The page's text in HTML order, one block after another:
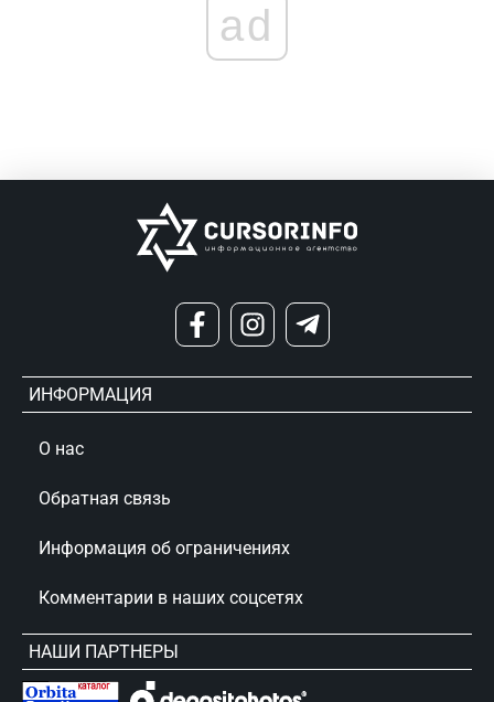
ad
ИНФОРМАЦИЯ
О нас
Обратная связь
Информация об ограничениях
Комментарии в наших соцсетях
НАШИ ПАРТНЕРЫ